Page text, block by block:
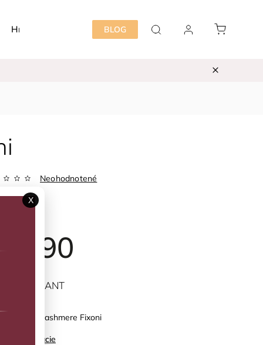
BLOG
Hračky Detská izba Starostlivosť
Neohodnotené
variant
Pure Cashmere Fixoni
informácie
VARIANT
X